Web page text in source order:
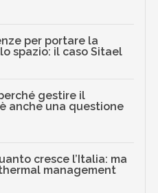
per portare la
spazio: il caso Sitael
gestire il
anche una questione
cresce l’Italia: ma
management